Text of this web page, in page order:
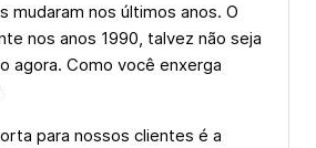
mudaram nos últimos anos. O
nos anos 1990, talvez não seja
agora. Como você enxerga
para nossos clientes é a